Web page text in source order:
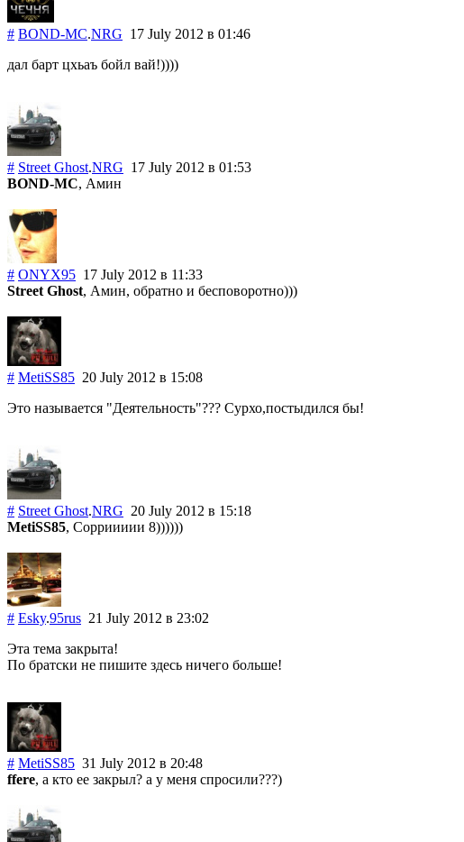
# BOND-MC.NRG 17 July 2012 в 01:46
дал барт цхьаъ бойл вай!))))
# Street Ghost.NRG 17 July 2012 в 01:53
BOND-MC, Амин
# ONYX95 17 July 2012 в 11:33
Street Ghost, Амин, обратно и бесповоротно)))
# MetiSS85 20 July 2012 в 15:08
Это называется "Деятельность"??? Сурхо,постыдился бы!
# Street Ghost.NRG 20 July 2012 в 15:18
MetiSS85, Сорриииии 8))))))
# Esky.95rus 21 July 2012 в 23:02
Эта тема закрыта!
По братски не пишите здесь ничего больше!
# MetiSS85 31 July 2012 в 20:48
ffere, а кто ее закрыл? а у меня спросили???)